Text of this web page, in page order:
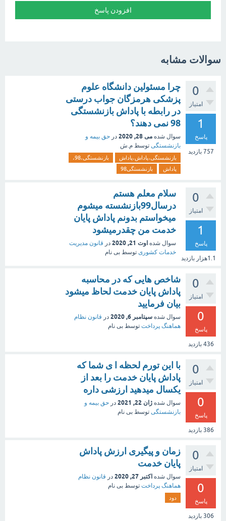
سوالات مشابه
0
امتیاز
1
پاسخ
757 بازدید
چرا مسئولین دانشگاه علوم
پزشکی هرمزگان جواب درستی
در رابطه با پاداش بازنشستگی
98 نمی دهند؟
سوال شده می 28, 2020 در حق بیمه و
بازنشستگی توسط م.ش
بازنشستگی،پاداش،پاداش
بازنشستگی،98،
پاداش
بازنشستگی98
0
امتیاز
1
پاسخ
1.1هزار بازدید
سلام معلم هستم
درسال99بازنشسته میشوم
میخواستم بدونم پاداش پایان
خدمت من چقدرمیشود
سوال شده اوت 21, 2020 در قانون مدیریت
خدمات کشوری توسط بی نام
0
امتیاز
0
پاسخ
436 بازدید
شاخص هایی که در محاسبه
پاداش پایان خدمت لحاظ میشود
بیان فرمایید
سوال شده سپتامبر 6, 2020 در قانون نظام
هماهنگ پرداخت توسط بی نام
0
امتیاز
0
پاسخ
386 بازدید
با این تورم لحظه ا ی شما که
پاداش پایان خدمت را بعد از
یکسال میدهید ارزشی داره
سوال شده ژان 22, 2021 در حق بیمه و
بازنشستگی توسط بی نام
0
امتیاز
0
پاسخ
306 بازدید
زمان و پیگیری ارزش پاداش
پایان خدمت
سوال شده اکتبر 27, 2020 در قانون نظام
هماهنگ پرداخت توسط بی نام
دود